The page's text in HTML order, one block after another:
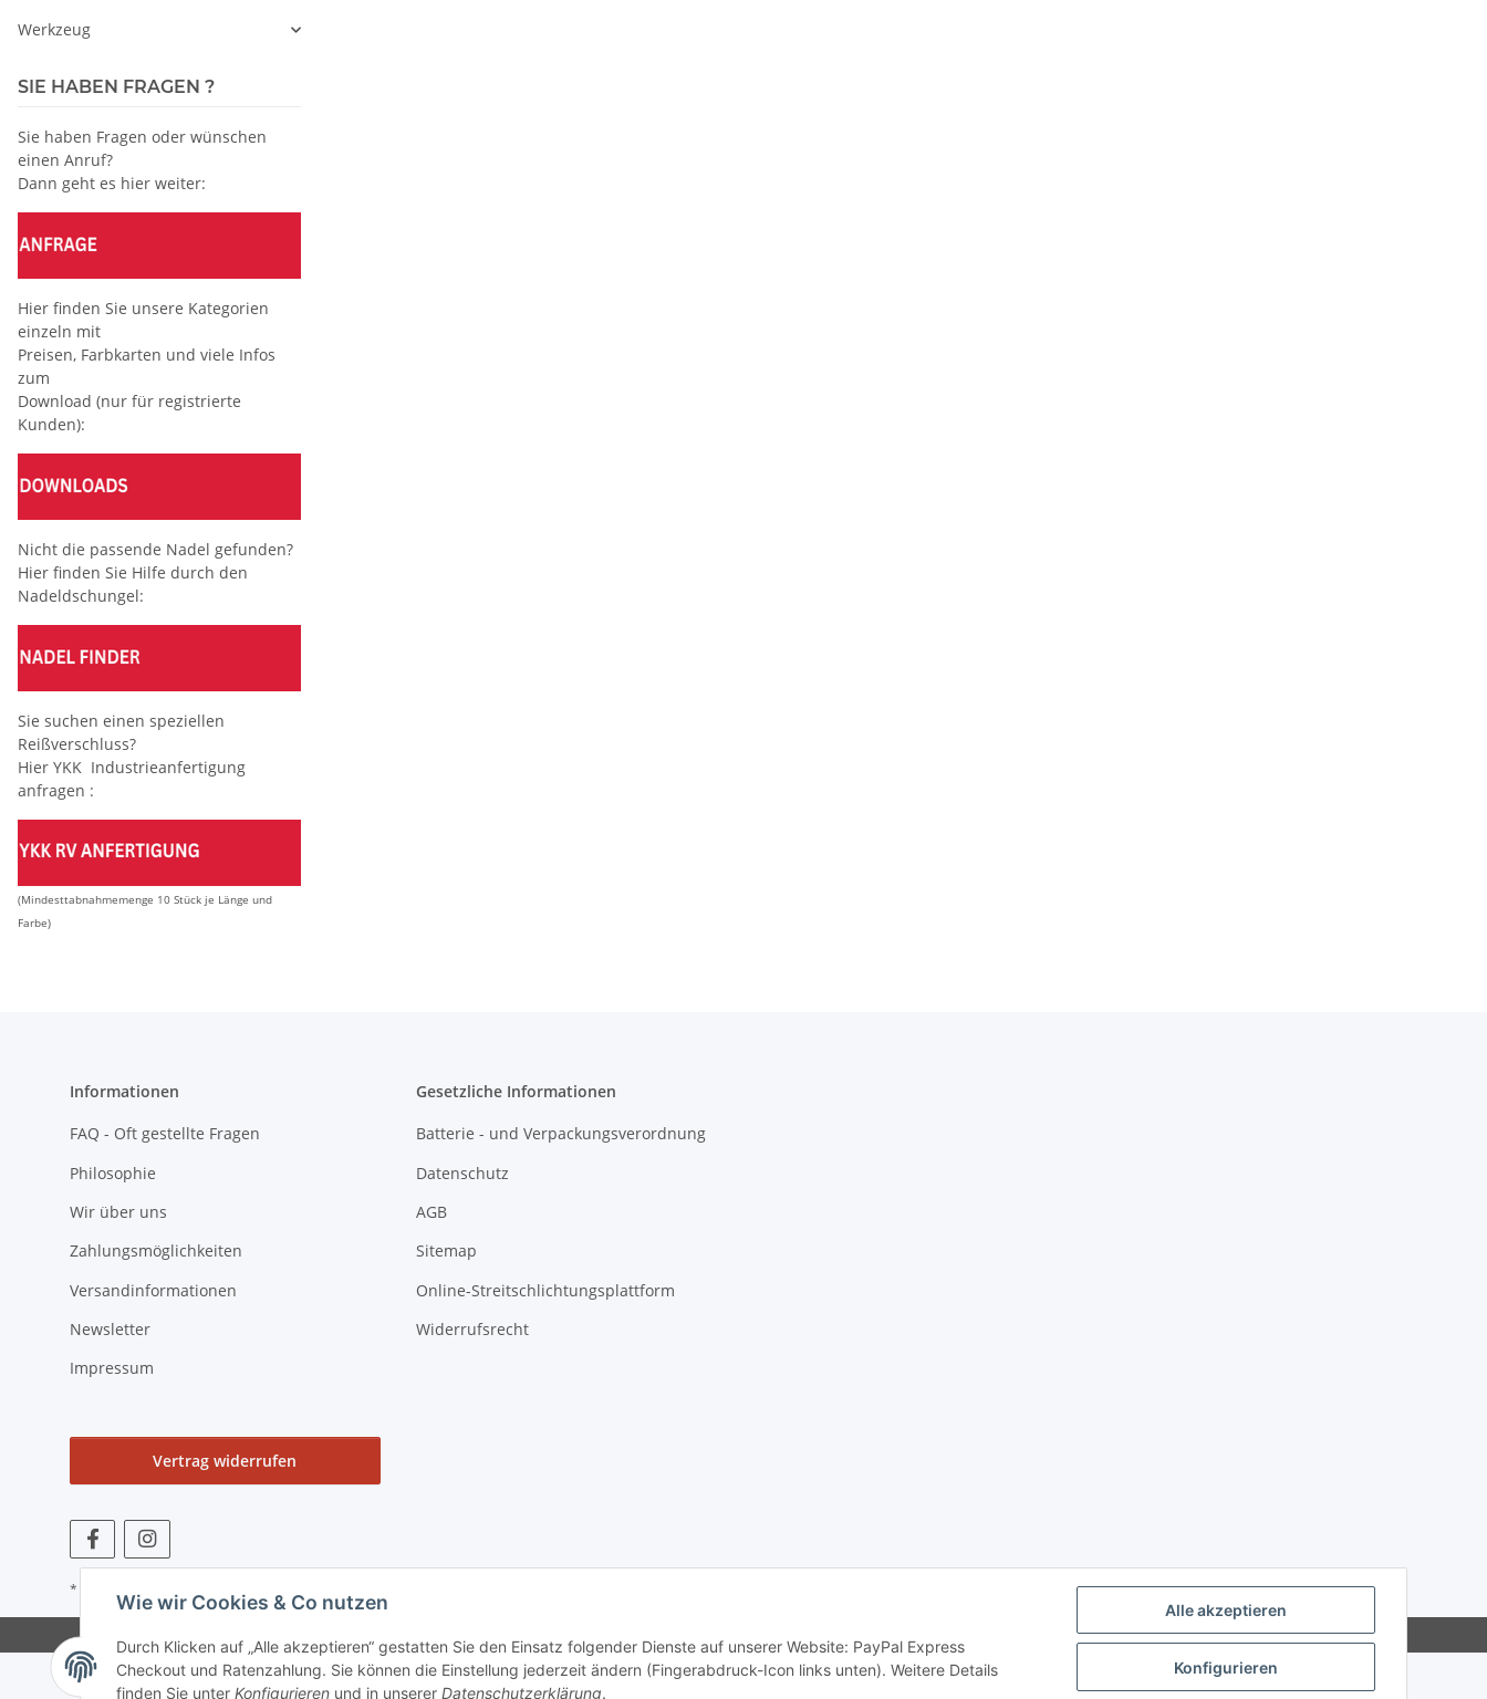
Alle akzeptieren
Konfigurieren
Wie wir Cookies & Co nutzen
Durch Klicken auf „Alle akzeptieren“ gestatten Sie den Einsatz folgender Dienste auf unserer Website: PayPal Express
Checkout und Ratenzahlung. Sie können die Einstellung jederzeit ändern (Fingerabdruck-Icon links unten). Weitere Details
finden Sie unter Konfigurieren und in unserer Datenschutzerklärung.
Werkzeug
SIE HABEN FRAGEN ?
Sie haben Fragen oder wünschen
einen Anruf?
Dann geht es hier weiter:
Hier finden Sie unsere Kategorien
einzeln mit
Preisen, Farbkarten und viele Infos
zum
Download (nur für registrierte
Kunden):
Nicht die passende Nadel gefunden?
Hier finden Sie Hilfe durch den
Nadeldschungel:
Sie suchen einen speziellen
Reißverschluss?
Hier YKK Industrieanfertigung
anfragen :
(Mindesttabnahmemenge 10 Stück je Länge und
Farbe)
Informationen
FAQ - Oft gestellte Fragen
Philosophie
Wir über uns
Zahlungsmöglichkeiten
Versandinformationen
Newsletter
Impressum
Gesetzliche Informationen
Batterie - und Verpackungsverordnung
Datenschutz
AGB
Sitemap
Online-Streitschlichtungsplattform
Widerrufsrecht
Vertrag widerrufen
* Alle Preise zzgl. gesetzlicher USt., zzgl.